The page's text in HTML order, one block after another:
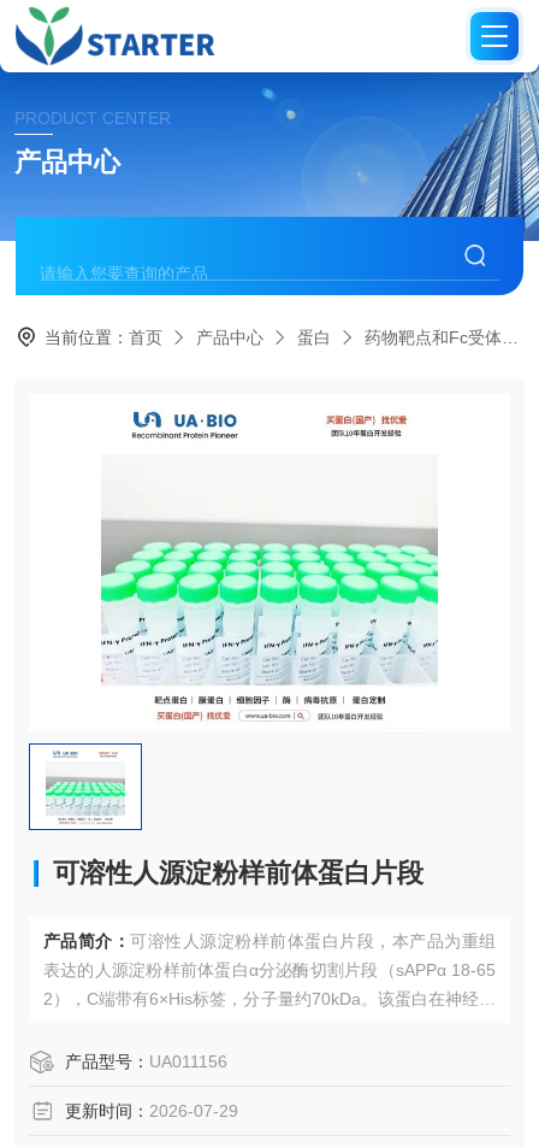
PRODUCT CENTER
产品中心
当前位置：首页 产品中心 蛋白 药物靶点和Fc受体
可溶性人源淀粉样前体蛋白片段
产品简介： 可溶性人源淀粉样前体蛋白片段，本产品为重组
表达的人源淀粉样前体蛋白α分泌酶切割片段（sAPPα 18-65
2），C端带有6×His标签，分子量约70kDa。该蛋白在神经保
经HEK293细胞表达系统制备，保留天然构象和生物活性。
产品型号： UA011156
更新时间： 2026-07-29